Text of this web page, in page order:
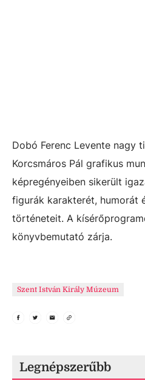
Dobó Ferenc Levente nagy
Korcsmáros Pál grafikus
képregényeiben sikerült
figurák karakterét, humorát
történeteit. A
könyvbemutató zárja.
Szent István Király Múzeum
Legnépszerűbb